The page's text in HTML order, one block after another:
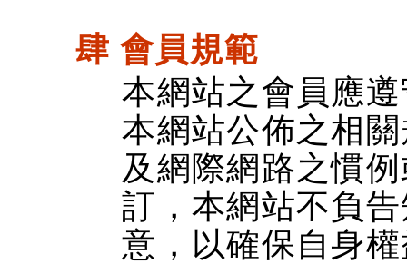
肆 會員規範
本網站之會員應
本網站公佈之相
及網際網路之慣
訂，本網站不負
意，以確保自身